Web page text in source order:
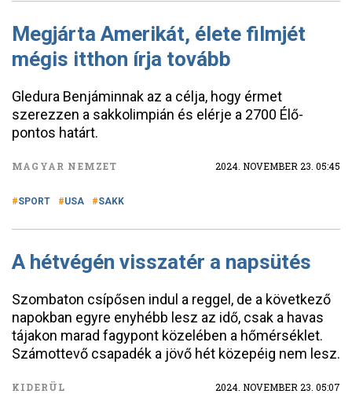
Megjárta Amerikát, élete filmjét
mégis itthon írja tovább
Gledura Benjáminnak az a célja, hogy érmet
szerezzen a sakkolimpián és elérje a 2700 Élő-
pontos határt.
MAGYAR NEMZET 2024. NOVEMBER 23. 05:45
SPORT USA SAKK
A hétvégén visszatér a napsütés
Szombaton csípősen indul a reggel, de a következő
napokban egyre enyhébb lesz az idő, csak a havas
tájakon marad fagypont közelében a hőmérséklet.
Számottevő csapadék a jövő hét közepéig nem lesz.
KIDERÜL 2024. NOVEMBER 23. 05:07